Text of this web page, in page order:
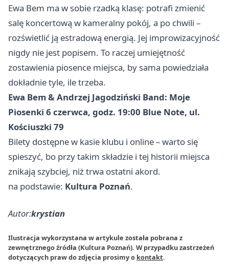
Ewa Bem ma w sobie rzadką klasę: potrafi zmienić
salę koncertową w kameralny pokój, a po chwili –
rozświetlić ją estradową energią. Jej improwizacyjność
nigdy nie jest popisem. To raczej umiejętność
zostawienia piosence miejsca, by sama powiedziała
dokładnie tyle, ile trzeba.
Ewa Bem & Andrzej Jagodziński Band: Moje
Piosenki 6 czerwca, godz. 19:00 Blue Note, ul.
Kościuszki 79
Bilety dostępne w kasie klubu i online – warto się
spieszyć, bo przy takim składzie i tej historii miejsca
znikają szybciej, niż trwa ostatni akord.
na podstawie: Kultura Poznań.
Autor:krystian
Ilustracja wykorzystana w artykule została pobrana z
zewnętrznego źródła (Kultura Poznań). W przypadku zastrzeżeń
dotyczących praw do zdjęcia prosimy o kontakt.